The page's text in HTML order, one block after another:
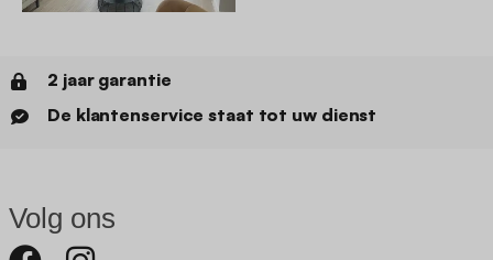
2 jaar garantie
De klantenservice staat tot uw dienst
Volg ons